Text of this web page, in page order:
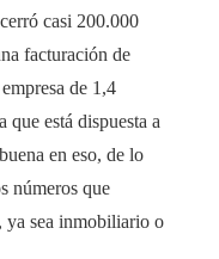
casi 200.000
facturación de
de 1,4
que está dispuesta a
en eso, de lo
números que
ya sea inmobiliario o